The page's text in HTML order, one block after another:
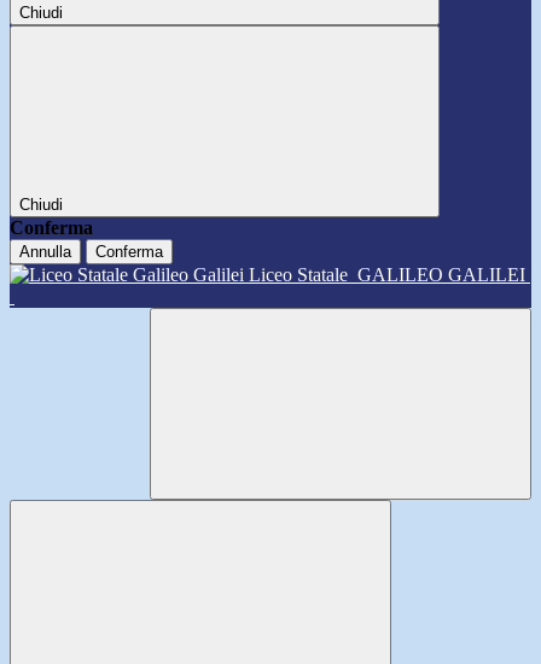
Chiudi
Chiudi
Conferma
Annulla Conferma
Liceo Statale GALILEO GALILEI